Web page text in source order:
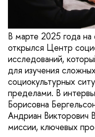
В марте 2025 года на
открылся Центр
исследований,
для изучения
социокультурных
пределами. В
Борисовна
Андриан Викторович
миссии, ключевых